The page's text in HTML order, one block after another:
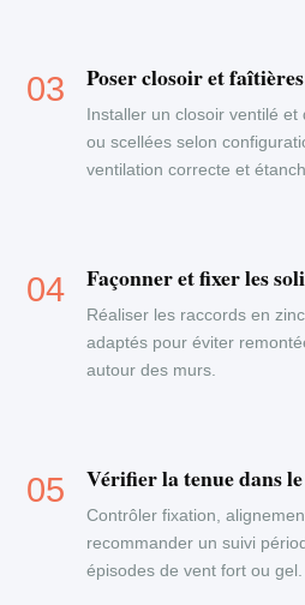
Poser closoir et faîtières
Installer un closoir ventilé
ou scellées selon
ventilation correcte et
Façonner et fixer les
Réaliser les raccords en
adaptés pour éviter
autour des murs.
Vérifier la tenue dans
Contrôler fixation,
recommander un suivi
épisodes de vent fort ou gel.